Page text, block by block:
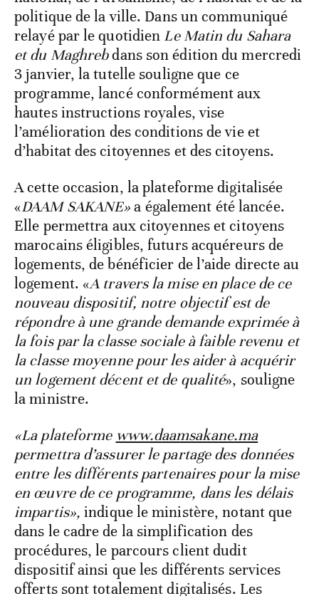
politique de la ville. Dans un communiqué
relayé par le quotidien Le Matin du Sahara
et du Maghrebdans son édition du mercredi
3 janvier, la tutelle souligne que ce
programme, lancé conformément aux
hautes instructions royales, vise
l’amélioration des conditions de vie et
d’habitat des citoyennes et des citoyens.
A cette occasion, la plateforme digitalisée
«DAAM SAKANE»a également été lancée.
Elle permettra aux citoyennes et citoyens
marocains éligibles, futurs acquéreurs de
logements, de bénéficier de l’aide directe au
logement. «A travers la mise en place de ce
nouveau dispositif, notre objectif est de
répondre à une grande demande exprimée à
la fois par la classe sociale à faible revenu et
la classe moyenne pour les aider à acquérir
un logement décent et de qualité», souligne
la ministre.
«La plateforme www.daamsakane.ma
permettra d’assurer le partage des données
entre les différents partenaires pour la mise
en œuvre de ce programme, dans les délais
impartis», indique le ministère, notant que
dans le cadre de la simplification des
procédures, le parcours client dudit
dispositif ainsi que les différents services
offerts sont totalement digitalisés. Les